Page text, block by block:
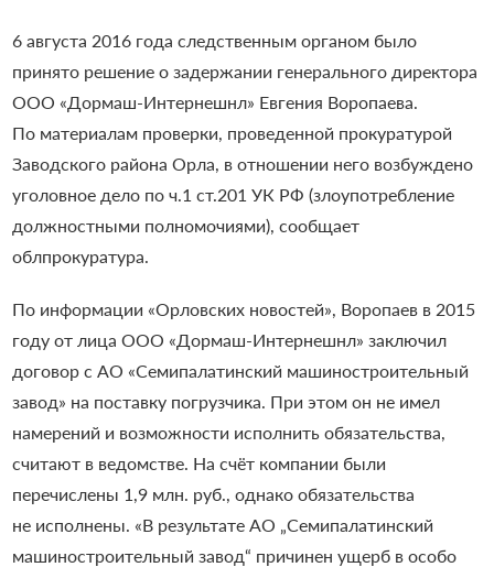
6 августа 2016 года следственным органом было
принято решение о задержании генерального директора
ООО «Дормаш-Интернешнл» Евгения Воропаева.
По материалам проверки, проведенной прокуратурой
Заводского района Орла, в отношении него возбуждено
уголовное дело по ч.1 ст.201 УК РФ (злоупотребление
должностными полномочиями), сообщает
облпрокуратура.
По информации «Орловских новостей» , Воропаев в 2015
году от лица ООО «Дормаш-Интернешнл» заключил
договор с АО «Семипалатинский машиностроительный
завод» на поставку погрузчика. При этом он не имел
намерений и возможности исполнить обязательства,
считают в ведомстве. На счёт компании были
перечислены 1,9 млн. руб., однако обязательства
не исполнены. «В результате АО „Семипалатинский
машиностроительный завод“ причинен ущерб в особо